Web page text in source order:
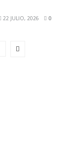
22 JULIO, 2026 0